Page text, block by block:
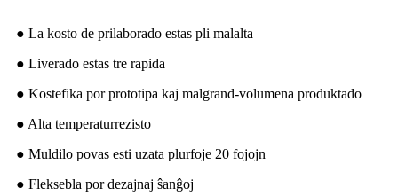
● La kosto de prilaborado estas pli malalta
● Liverado estas tre rapida
● Kostefika por prototipa kaj malgrand-volumena produktado
● Alta temperaturrezisto
● Muldilo povas esti uzata plurfoje 20 fojojn
● Fleksebla por dezajnaj ŝanĝoj